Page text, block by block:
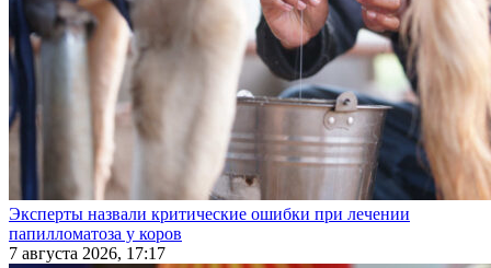
Эксперты назвали критические ошибки при лечении
папилломатоза у коров
7 августа 2026, 17:17